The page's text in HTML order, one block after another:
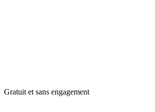
Gratuit et sans engagement